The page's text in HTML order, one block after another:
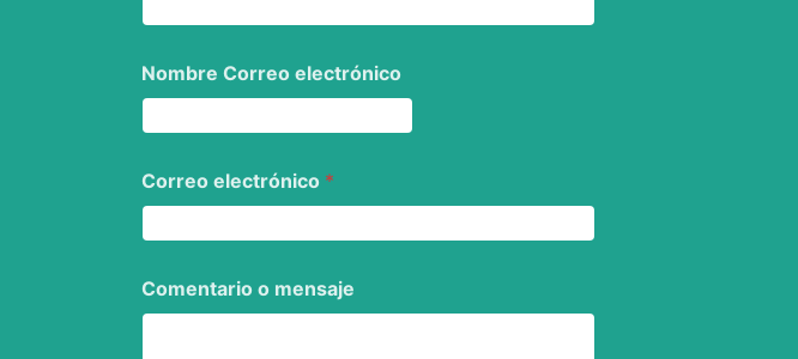
Nombre Correo electrónico
Correo electrónico *
Comentario o mensaje